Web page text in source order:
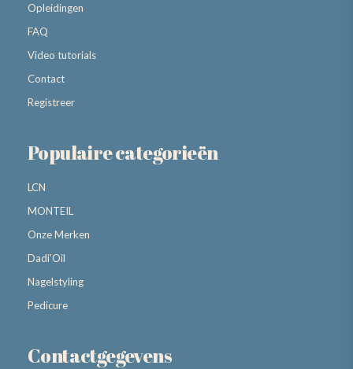
Opleidingen
FAQ
Video tutorials
Contact
Registreer
Populaire categorieën
LCN
MONTEIL
Onze Merken
Dadi’Oil
Nagelstyling
Pedicure
Contactgegevens